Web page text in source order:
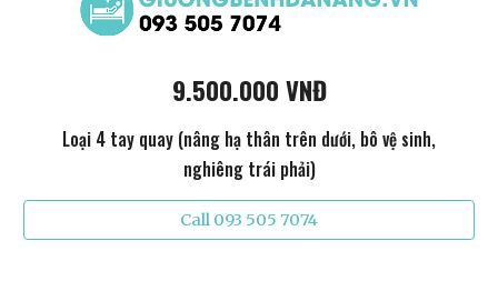
9.500.000 VNĐ
Loại 4 tay quay (nâng hạ thân trên dưới, bô vệ sinh,
nghiêng trái phải)
Call 093 505 7074